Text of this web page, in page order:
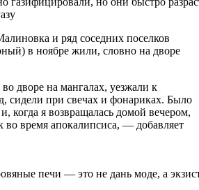
и ряд соседних поселков
в ноябре жили, словно на дворе
дворе на мангалах, уезжали к
сидели при свечах и фонариках. Было
когда я возвращалась домой вечером,
во время апокалипсиса, — добавляет
печи — это не дань моде, а